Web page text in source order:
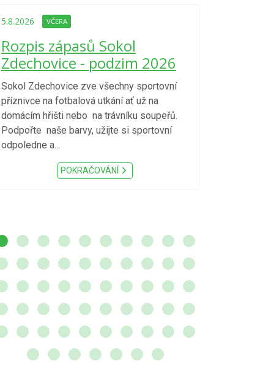
5.8.2026 VČERA
Rozpis zápasů Sokol
Zdechovice - podzim 2026
Sokol Zdechovice zve všechny sportovní
příznivce na fotbalová utkání ať už na
domácím hřišti nebo na trávníku soupeřů.
Podpořte naše barvy, užijte si sportovní
odpoledne a...
POKRAČOVÁNÍ